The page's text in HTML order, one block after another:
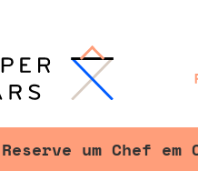
Reserve um Chef em